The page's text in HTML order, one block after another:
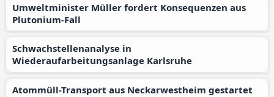
Umweltminister Müller fordert Konsequenzen aus
Plutonium-Fall
Schwachstellenanalyse in
Wiederaufarbeitungsanlage Karlsruhe
Atommüll-Transport aus Neckarwestheim gestartet